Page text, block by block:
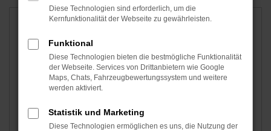
Hyundai Seat
Diese Technologien sind erforderlich, um die
Kernfunktionalität der Webseite zu gewährleisten.
Funktional
Diese Technologien bieten die bestmögliche Funktionalität
der Webseite. Services von Drittanbietern wie Google
Maps, Chats, Fahrzeugbewertungssystem und weitere
werden aktiviert.
Statistik und Marketing
Diese Technologien ermöglichen es uns, die Nutzung der